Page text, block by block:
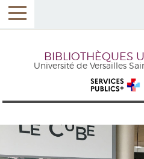
BIBLIOTHÈQUES
Université de Versailles